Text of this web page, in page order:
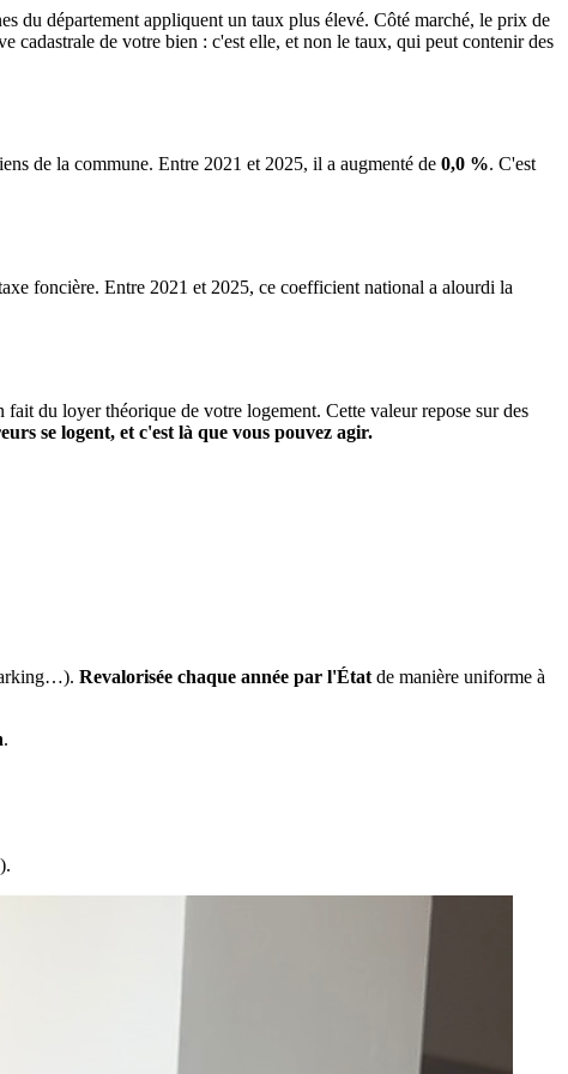
du département appliquent un taux plus élevé. Côté marché, le prix de
cadastrale de votre bien : c'est elle, et non le taux, qui peut contenir des
de la commune. Entre 2021 et 2025, il a augmenté de 0,0 %. C'est
foncière. Entre 2021 et 2025, ce coefficient national a alourdi la
du loyer théorique de votre logement. Cette valeur repose sur des
se logent, et c'est là que vous pouvez agir.
Revalorisée chaque année par l'État de manière uniforme à
.